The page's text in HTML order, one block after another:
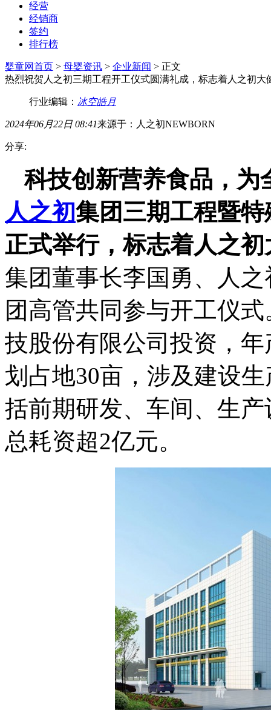
经营
经销商
签约
排行榜
婴童网首页 > 母婴资讯 > 企业新闻 > 正文
热烈祝贺人之初三期工程开工仪式圆满礼成，标志着人之初大
行业编辑： 冰空皓月
2024年06月22日 08:41来源于：人之初NEWBORN
分享:
科技创新营养食品，为
人之初集团三期工程暨
正式举行，标志着人之
集团董事长李国勇、人
团高管共同参与开工仪
技股份有限公司投资，
划占地30亩，涉及建设
括前期研发、车间、生
总耗资超2亿元。